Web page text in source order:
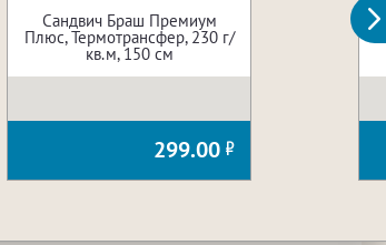
Сандвич Браш Премиум
Плюс, Термотрансфер, 230 г/
кв.м, 150 см
299.00